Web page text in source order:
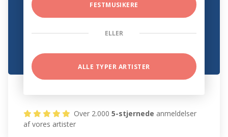
FESTMUSIKERE
ELLER
ALLE TYPER ARTISTER
Over 2.0005-stjernede anmeldelser
af vores artister